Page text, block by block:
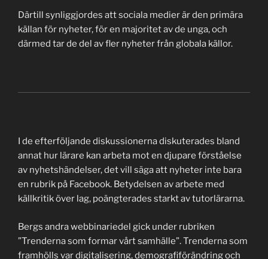
Därtill synliggjordes att sociala medier är den primära
källan för nyheter, för en majoritet av de unga, och
därmed tar de del av fler nyheter från globala källor.
I de efterföljande diskussionerna diskuterades bland
annat hur lärare kan arbeta mot en djupare förståelse
av nyhetshändelser, det vill säga att nyheter inte bara
en rubrik på Facebook. Betydelsen av arbete med
källkritik över lag, poängterades starkt av tutorlärarna.
Bergs andra webbinariedel gick under rubriken
”Trenderna som formar vårt samhälle”. Trenderna som
framhölls var digitalisering, demografiförändring och